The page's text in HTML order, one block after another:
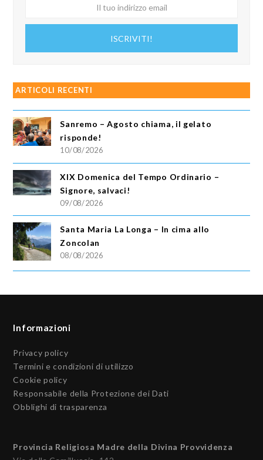
ISCRIVITI!
ARTICOLI RECENTI
Sanremo – Agosto chiama, il gelato
risponde!
10/08/2026
XIX Domenica del Tempo Ordinario –
Signore, salvaci!
09/08/2026
Santa Maria La Longa – In cima allo
Zoncolan
08/08/2026
Informazioni
Privacy policy
Termini e condizioni di utilizzo
Cookie policy
Responsabile della Protezione dei Dati
Obblighi di trasparenza
Provincia Religiosa Madre della Divina Provvidenza